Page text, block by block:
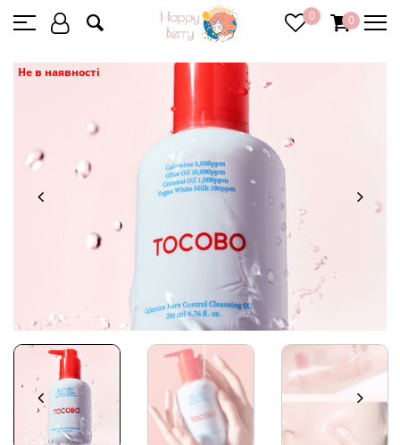
0 0
Не в наявності